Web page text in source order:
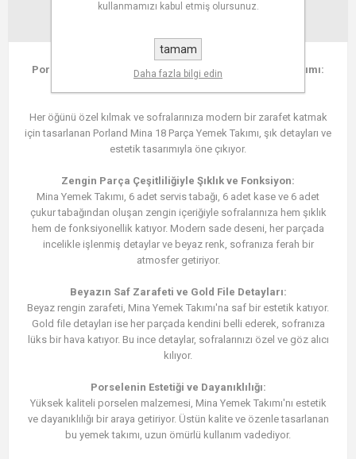
Porland Mina 18 Parça Beyaz ve Gold Fileli Yemek Takımı:
Her öğünü özel kılmak ve sofralarınıza modern bir zarafet katmak
için tasarlanan Porland Mina 18 Parça Yemek Takımı, şık detayları ve
estetik tasarımıyla öne çıkıyor.
Zengin Parça Çeşitliliğiyle Şıklık ve Fonksiyon:
Mina Yemek Takımı, 6 adet servis tabağı, 6 adet kase ve 6 adet
çukur tabağından oluşan zengin içeriğiyle sofralarınıza hem şıklık
hem de fonksiyonellik katıyor. Modern sade deseni, her parçada
incelikle işlenmiş detaylar ve beyaz renk, sofranıza ferah bir
atmosfer getiriyor.
Beyazın Saf Zarafeti ve Gold File Detayları:
Beyaz rengin zarafeti, Mina Yemek Takımı'na saf bir estetik katıyor.
Gold file detayları ise her parçada kendini belli ederek, sofranıza
lüks bir hava katıyor. Bu ince detaylar, sofralarınızı özel ve göz alıcı
kılıyor.
Porselenin Estetiği ve Dayanıklılığı:
Yüksek kaliteli porselen malzemesi, Mina Yemek Takımı'nı estetik
ve dayanıklılığı bir araya getiriyor. Üstün kalite ve özenle tasarlanan
bu yemek takımı, uzun ömürlü kullanım vadediyor.
kullanmamızı kabul etmiş olursunuz.
tamam
Daha fazla bilgi edin